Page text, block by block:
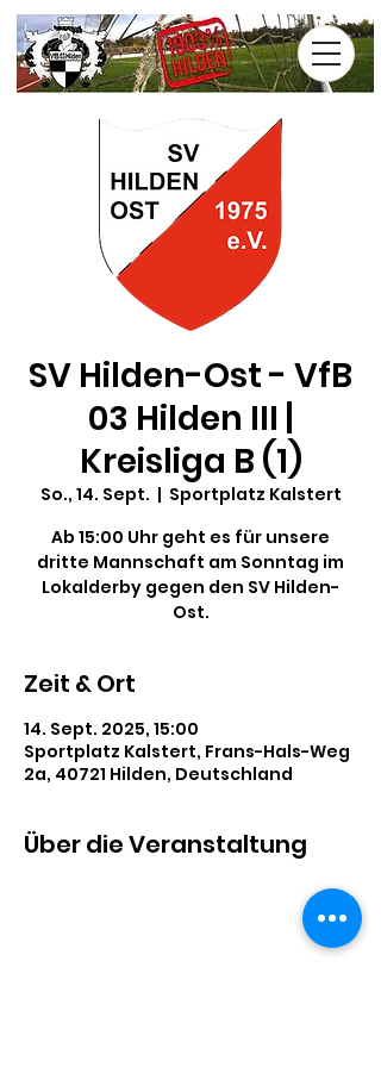
SV Hilden-Ost - VfB
03 Hilden III |
Kreisliga B (1)
So., 14. Sept.
  |
Sportplatz Kalstert
Ab 15:00 Uhr geht es für unsere
dritte Mannschaft am Sonntag im
Lokalderby gegen den SV Hilden-
Ost.
Zeit & Ort
14. Sept. 2025, 15:00
Sportplatz Kalstert, Frans-Hals-Weg
2a, 40721 Hilden, Deutschland
Über die Veranstaltung